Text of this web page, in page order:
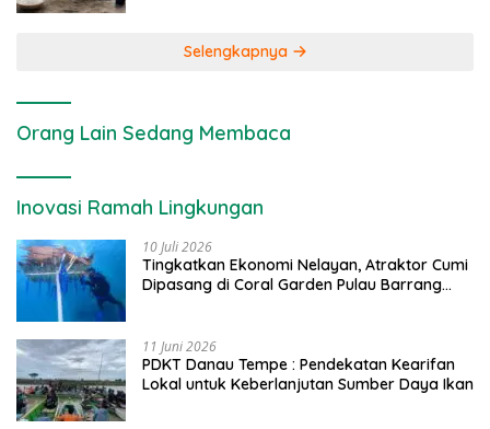
Selengkapnya
Orang Lain Sedang Membaca
Inovasi Ramah Lingkungan
10 Juli 2026
Tingkatkan Ekonomi Nelayan, Atraktor Cumi
Dipasang di Coral Garden Pulau Barrang
11 Juni 2026
PDKT Danau Tempe : Pendekatan Kearifan
Lokal untuk Keberlanjutan Sumber Daya Ikan